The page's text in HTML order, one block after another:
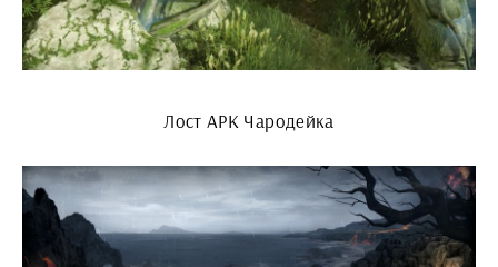
Лост АРК Чародейка